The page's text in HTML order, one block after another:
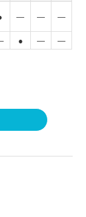
― ― ―
● ―
―